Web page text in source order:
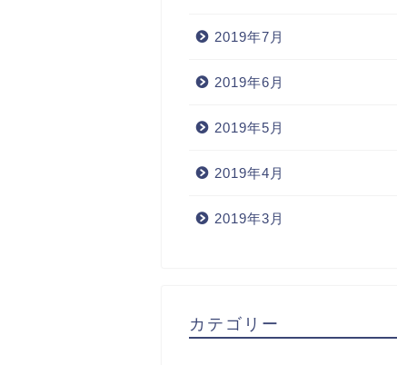
2019年7月
2019年6月
2019年5月
2019年4月
2019年3月
カテゴリー